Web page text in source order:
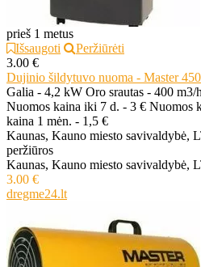
prieš 1 metus
Išsaugoti
Peržiūrėti
3.00 €
Dujinio šildytuvo nuoma - Master
Galia - 4,2 kW Oro srautas - 400 m3/
Nuomos kaina iki 7 d. - 3 € Nuomos
kaina 1 mėn. - 1,5 €
Kaunas, Kauno miesto savivaldybė,
peržiūros
Kaunas, Kauno miesto savivaldybė,
3.00 €
dregme24.lt